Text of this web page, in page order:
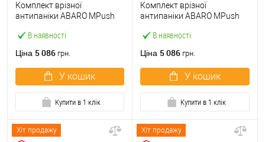
В наявності
Комплект врізної
антипаніки ABARO МPush
чорний із замком та ручкою
Ціна 5 086 грн.
У кошик
Купити в 1 клік
В наявності
Комплект врізної
антипаніки ABARO МPush
червоний із замком та
Ціна 5 086 грн.
У кошик
Купити в 1 клік
Хіт продажу Хіт продажу